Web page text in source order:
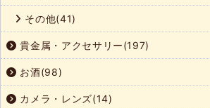
その他(41)
貴金属・アクセサリー(197)
お酒(98)
カメラ・レンズ(14)